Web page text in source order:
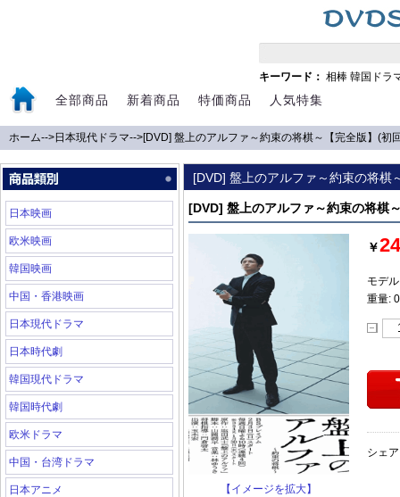
キーワード： 相棒 韓国ドラ
全部商品 新着商品 特価商品 人気特集
ホーム-->日本現代ドラマ-->[DVD] 盤上のアルファ～約束の将棋～【完全版】(初
日本映画
欧米映画
韓国映画
中国・香港映画
日本現代ドラマ
日本時代劇
韓国現代ドラマ
韓国時代劇
欧米ドラマ
中国・台湾ドラマ
日本アニメ
[DVD] 盤上のアルファ～約束の将棋
[DVD] 盤上のアルファ～約束の将棋
【イメージを拡大】
￥
モデ
重量:
シェ